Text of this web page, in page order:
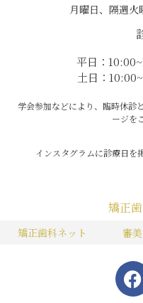
月曜日、隔週火
平日：
土日：
学会参加などにより、臨時休診
ージを
インスタグラムに診療日を
矯正
矯正歯科ネット 審
F
a